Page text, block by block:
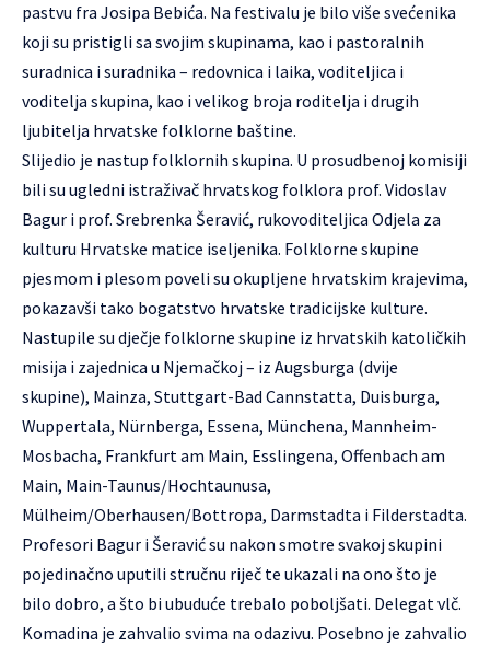
pastvu fra Josipa Bebića. Na festivalu je bilo više svećenika
koji su pristigli sa svojim skupinama, kao i pastoralnih
suradnica i suradnika – redovnica i laika, voditeljica i
voditelja skupina, kao i velikog broja roditelja i drugih
ljubitelja hrvatske folklorne baštine.
Slijedio je nastup folklornih skupina. U prosudbenoj komisiji
bili su ugledni istraživač hrvatskog folklora prof. Vidoslav
Bagur i prof. Srebrenka Šeravić, rukovoditeljica Odjela za
kulturu Hrvatske matice iseljenika. Folklorne skupine
pjesmom i plesom poveli su okupljene hrvatskim krajevima,
pokazavši tako bogatstvo hrvatske tradicijske kulture.
Nastupile su dječje folklorne skupine iz hrvatskih katoličkih
misija i zajednica u Njemačkoj – iz Augsburga (dvije
skupine), Mainza, Stuttgart-Bad Cannstatta, Duisburga,
Wuppertala, Nürnberga, Essena, Münchena, Mannheim-
Mosbacha, Frankfurt am Main, Esslingena, Offenbach am
Main, Main-Taunus/Hochtaunusa,
Mülheim/Oberhausen/Bottropa, Darmstadta i Filderstadta.
Profesori Bagur i Šeravić su nakon smotre svakoj skupini
pojedinačno uputili stručnu riječ te ukazali na ono što je
bilo dobro, a što bi ubuduće trebalo poboljšati. Delegat vlč.
Komadina je zahvalio svima na odazivu. Posebno je zahvalio